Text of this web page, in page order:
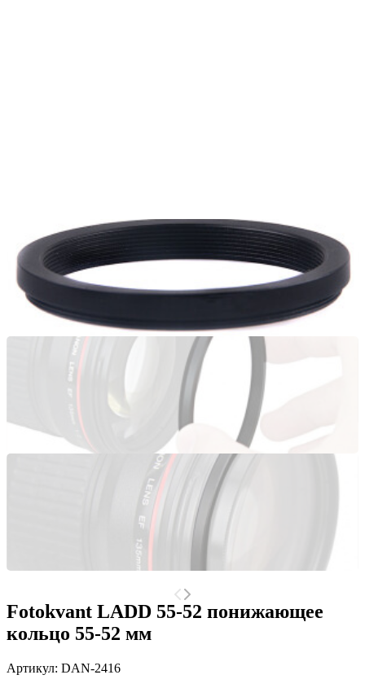
Fotokvant LADD 55-52 понижающее
кольцо 55-52 мм
Артикул: DAN-2416